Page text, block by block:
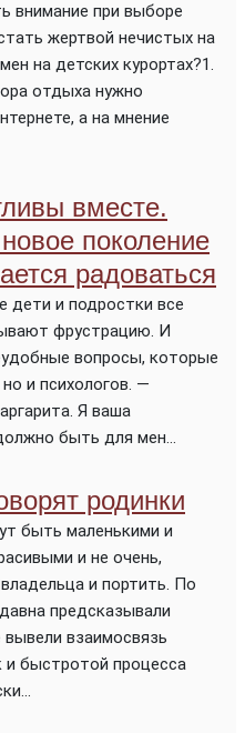
внимание при выборе
жертвой нечистых на
на детских курортах?1.
отдыха нужно
а на мнение
вместе.
поколение
радоваться
дети и подростки все
фрустрацию. И
вопросы, которые
и психологов. —
Я ваша
быть для мен...
родинки
быть маленькими и
и не очень,
и портить. По
предсказывали
взаимосвязь
быстротой процесса